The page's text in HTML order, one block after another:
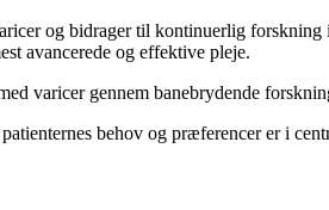
og bidrager til kontinuerlig
avancerede og effektive pleje.
varicer gennem banebrydende
behov og præferencer er i